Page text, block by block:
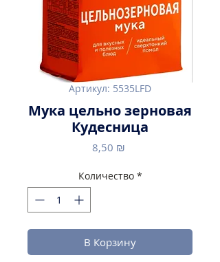
Артикул: 5535LFD
Мука цельно зерновая
Кудесница
8,50 ₪Цена
Количество *
В Корзину